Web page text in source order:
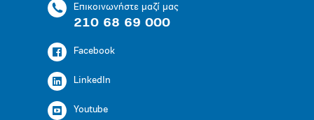
Επικοινωνήστε μαζί μας
210 68 69 000
Facebook
LinkedIn
Youtube